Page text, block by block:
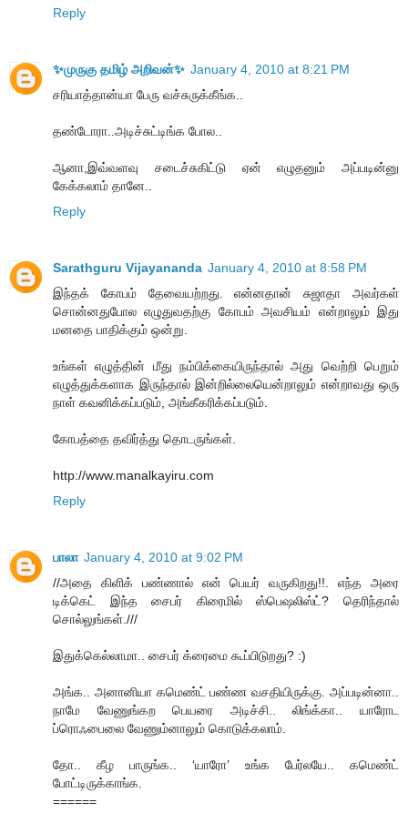
Reply
✨முருகு தமிழ் அறிவன்✨ January 4, 2010 at 8:21 PM
சரியாத்தான்யா பேரு வச்சுருக்கீங்க..
தண்டோரா..அடிச்சுட்டிங்க போல..
ஆனா,இவ்வளவு சடைச்சுகிட்டு ஏன் எழுதனும் அப்படின்னு
கேக்கலாம் தானே..
Reply
Sarathguru Vijayananda January 4, 2010 at 8:58 PM
இந்தக் கோபம் தேவையற்றது. என்னதான் சுஜாதா அவர்கள்
சொன்னதுபோல எழுதுவதற்கு கோபம் அவசியம் என்றாலும் இது
மனதை பாதிக்கும் ஒன்று.
உங்கள் எழுத்தின் மீது நம்பிக்கையிருந்தால் அது வெற்றி பெறும்
எழுத்துக்களாக இருந்தால் இன்றில்லையென்றாலும் என்றாவது ஒரு
நாள் கவனிக்கப்படும், அங்கீகரிக்கப்படும்.
கோபத்தை தவிர்த்து தொடருங்கள்.
http://www.manalkayiru.com
Reply
பாலா January 4, 2010 at 9:02 PM
//அதை கிளிக் பண்ணால் என் பெயர் வருகிறது!!. எந்த அரை
டிக்கெட் இந்த சைபர் கிரைமில் ஸ்பெஷலிஸ்ட்? தெரிந்தால்
சொல்லுங்கள்.///
இதுக்கெல்லாமா.. சைபர் க்ரைமை கூப்பிடுறது? :)
அங்க.. அனானியா கமெண்ட் பண்ண வசதியிருக்கு. அப்படின்னா..
நாமே வேணுங்கற பெயரை அடிச்சி.. லிங்க்கா.. யாரோட
ப்ரொஃபைலை வேணும்னாலும் கொடுக்கலாம்.
தோ.. கீழ பாருங்க.. ‘யாரோ’ உங்க பேர்லயே.. கமெண்ட்
போட்டிருக்காங்க.
======